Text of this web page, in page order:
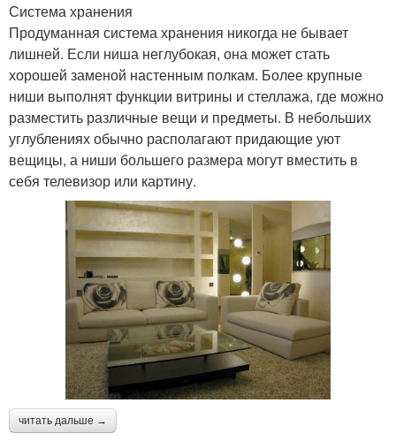
Система хранения
Продуманная система хранения никогда не бывает
лишней. Если ниша неглубокая, она может стать
хорошей заменой настенным полкам. Более крупные
ниши выполнят функции витрины и стеллажа, где можно
разместить различные вещи и предметы. В небольших
углублениях обычно располагают придающие уют
вещицы, а ниши большего размера могут вместить в
себя телевизор или картину.
читать дальше →